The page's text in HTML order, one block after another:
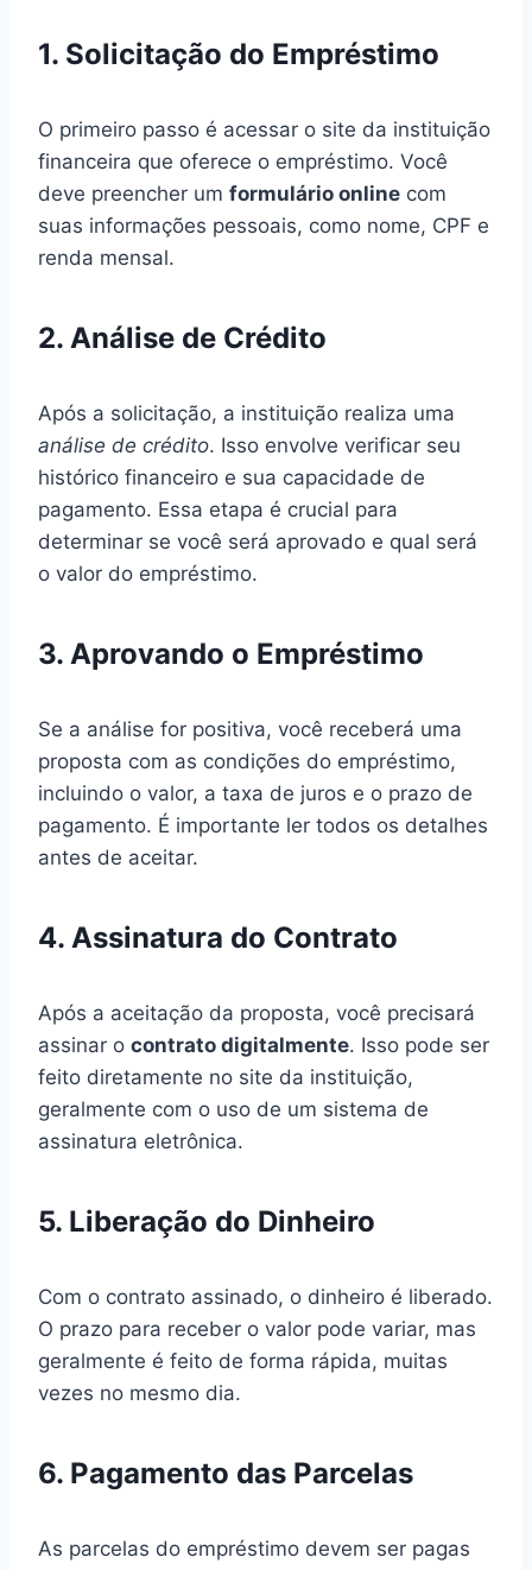
1. Solicitação do Empréstimo
O primeiro passo é acessar o site da instituição
financeira que oferece o empréstimo. Você
deve preencher um formulário online com
suas informações pessoais, como nome, CPF e
renda mensal.
2. Análise de Crédito
Após a solicitação, a instituição realiza uma
análise de crédito. Isso envolve verificar seu
histórico financeiro e sua capacidade de
pagamento. Essa etapa é crucial para
determinar se você será aprovado e qual será
o valor do empréstimo.
3. Aprovando o Empréstimo
Se a análise for positiva, você receberá uma
proposta com as condições do empréstimo,
incluindo o valor, a taxa de juros e o prazo de
pagamento. É importante ler todos os detalhes
antes de aceitar.
4. Assinatura do Contrato
Após a aceitação da proposta, você precisará
assinar o contrato digitalmente. Isso pode ser
feito diretamente no site da instituição,
geralmente com o uso de um sistema de
assinatura eletrônica.
5. Liberação do Dinheiro
Com o contrato assinado, o dinheiro é liberado.
O prazo para receber o valor pode variar, mas
geralmente é feito de forma rápida, muitas
vezes no mesmo dia.
6. Pagamento das Parcelas
As parcelas do empréstimo devem ser pagas